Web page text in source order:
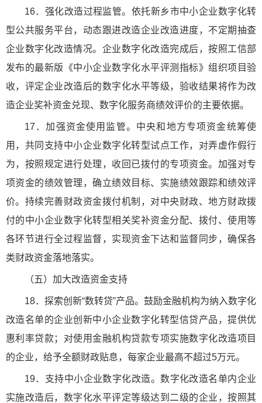
16．强化改造过程监管。依托新乡市中小企业数字化转
型公共服务平台，动态跟进改造企业改造进度，不定期抽查
企业数字化改造情况。企业数字化改造完成后，按照工信部
发布的最新版《中小企业数字化水平评测指标》组织项目验
收，评定企业改造后的数字化水平等级，验收结果将作为改
造企业奖补资金兑现、数字化服务商绩效评价的主要依据。
17．加强资金使用监管。中央和地方专项资金统筹使
用，共同支持中小企业数字化转型试点工作，对弄虚作假行
为，按照规定进行处理，收回已拨付的专项资金。加强对专
项资金的绩效管理，确立绩效目标、实施绩效跟踪和绩效评
价。持续完善财政资金拨付机制，对中央财政、地方财政拨
付的中小企业数字化转型相关奖补资金分配、拨付、使用等
各环节进行全过程监督，实现资金下达和监督同步，确保各
类财政资金落地落实。
（五）加大改造资金支持
18．探索创新“数转贷”产品。鼓励金融机构为纳入数字化
改造名单的企业创新中小企业数字化转型信贷产品，提供优
惠利率贷款；对使用金融机构贷款专项实施数字化改造项目
的企业，给予全额财政贴息，每家企业最高不超过5万元。
19．支持中小企业数字化改造。数字化改造名单内企业
实施改造后，数字化水平评定等级达到二级的企业，按照其